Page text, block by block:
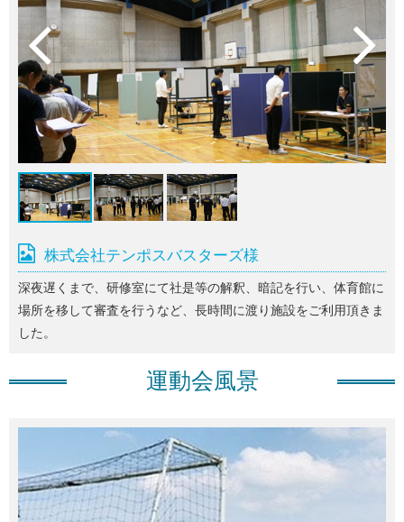
株式会社テンポスバスターズ様
深夜遅くまで、研修室にて社是等の解釈、暗記を行い、体育館に
場所を移して審査を行うなど、長時間に渡り施設をご利用頂きま
した。
運動会風景